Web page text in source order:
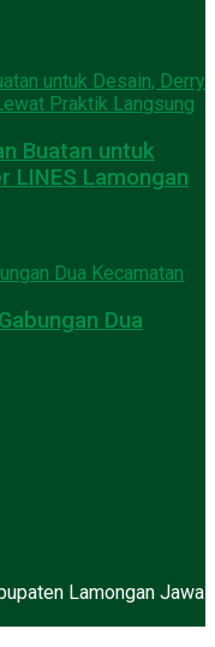
Buatan untuk
LINES Lamongan
Dua
Lamongan Jawa